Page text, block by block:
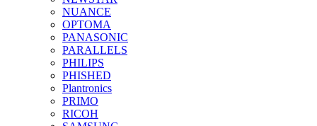
NUANCE
OPTOMA
PANASONIC
PARALLELS
PHILIPS
PHISHED
Plantronics
PRIMO
RICOH